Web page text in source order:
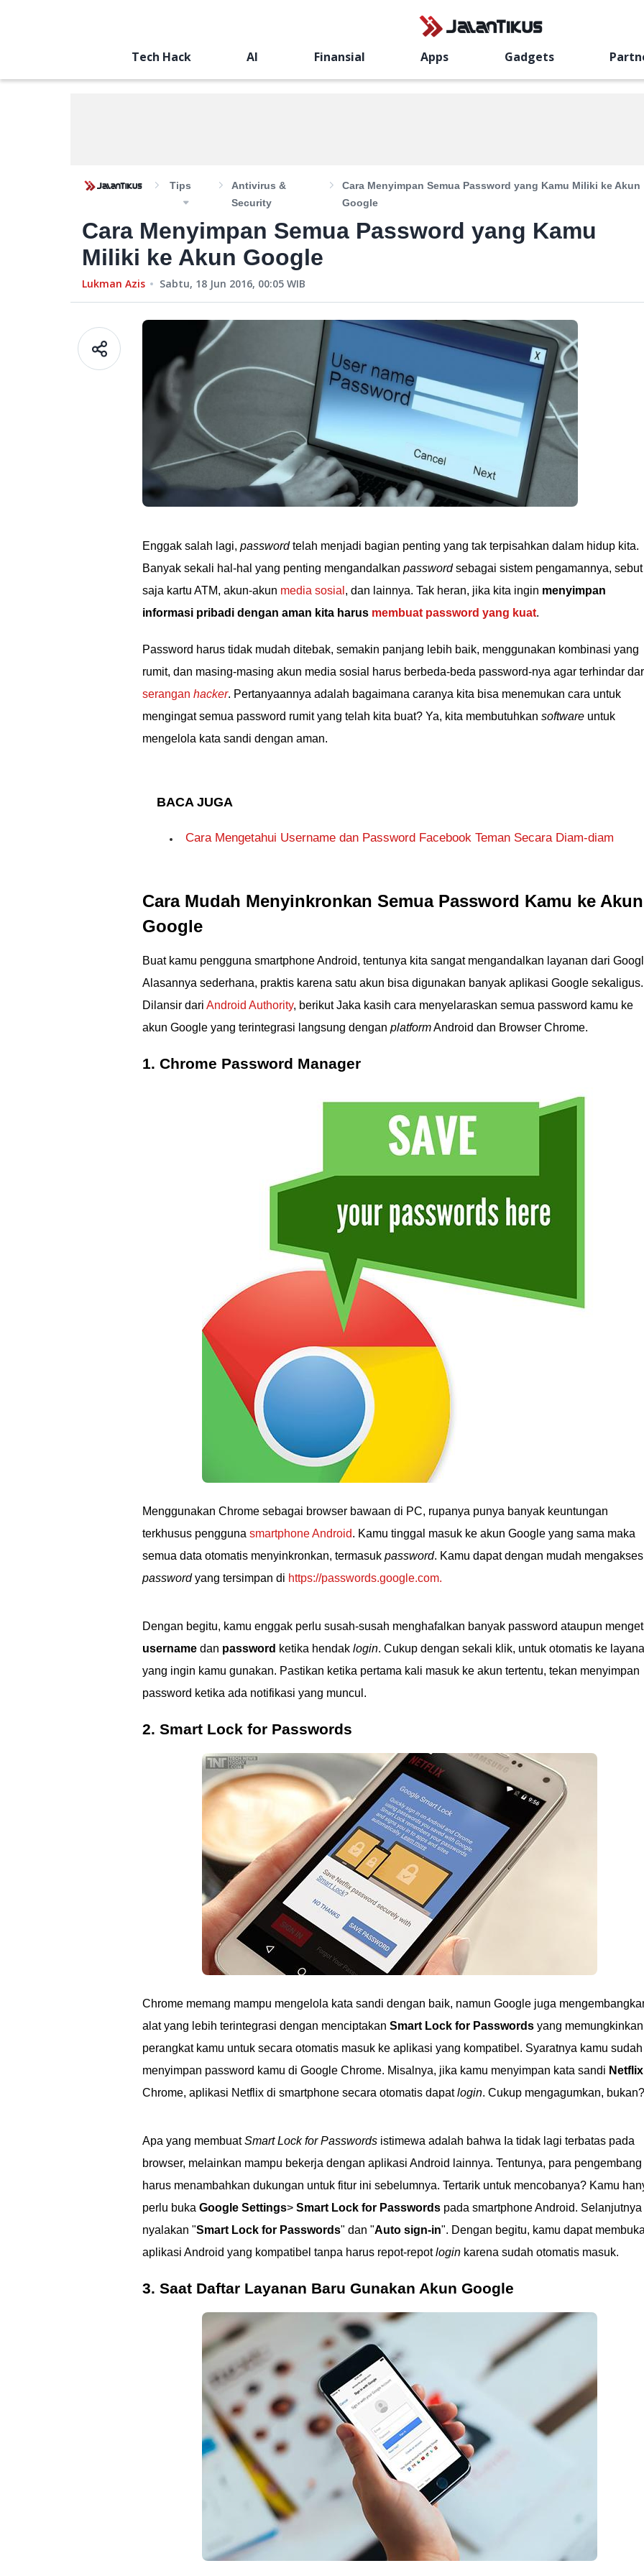
Tech Hack AI Finansial Apps Gadgets
Tips
Antivirus &
Security
Cara Menyimpan Semua Password yang Kamu Miliki ke Akun
Google
Cara Menyimpan Semua Password yang Kamu
Miliki ke Akun Google
Lukman Azis Sabtu, 18 Jun 2016, 00:05 WIB
Enggak salah lagi, passwordtelah menjadi bagian penting yang tak terpisahkan dalam hidup kita.
Banyak sekali hal-hal yang penting mengandalkan passwordsebagai sistem pengamannya, sebut
saja kartu ATM, akun-akun media sosial , dan lainnya. Tak heran, jika kita ingin menyimpan
informasi pribadi dengan aman kita harus membuat password yang kuat.
Password harus tidak mudah ditebak, semakin panjang lebih baik, menggunakan kombinasi yang
rumit, dan masing-masing akun media sosial harus berbeda-beda password-nya agar terhindar
serangan hacker. Pertanyaannya adalah bagaimana caranya kita bisa menemukan cara untuk
mengingat semua password rumit yang telah kita buat? Ya, kita membutuhkan software untuk
mengelola kata sandi dengan aman.
BACA JUGA
Cara Mengetahui Username dan Password Facebook Teman Secara Diam-diam
Cara Mudah Menyinkronkan Semua Password Kamu ke Akun
Google
Buat kamu pengguna smartphone Android, tentunya kita sangat mengandalkan layanan dari
Alasannya sederhana, praktis karena satu akun bisa digunakan banyak aplikasi Google sekaligus.
Dilansir dari Android Authority, berikut Jaka kasih cara menyelaraskan semua password kamu ke
akun Google yang terintegrasi langsung dengan platformAndroid dan Browser Chrome.
1. Chrome Password Manager
Menggunakan Chrome sebagai browser bawaan di PC, rupanya punya banyak keuntungan
terkhusus pengguna smartphone Android. Kamu tinggal masuk ke akun Google yang sama maka
semua data otomatis menyinkronkan, termasuk password. Kamu dapat dengan mudah mengakses
passwordyang tersimpan di https://passwords.google.com.
Dengan begitu, kamu enggak perlu susah-susah menghafalkan banyak password ataupun
username dan password ketika hendak login. Cukup dengan sekali klik, untuk otomatis ke
yang ingin kamu gunakan. Pastikan ketika pertama kali masuk ke akun tertentu, tekan menyimpan
password ketika ada notifikasi yang muncul.
2. Smart Lock for Passwords
Chrome memang mampu mengelola kata sandi dengan baik, namun Google juga
alat yang lebih terintegrasi dengan menciptakan Smart Lock for Passwords yang memungkinkan
perangkat kamu untuk secara otomatis masuk ke aplikasi yang kompatibel. Syaratnya kamu sudah
menyimpan password kamu di Google Chrome. Misalnya, jika kamu menyimpan kata sandi Netflix
Chrome, aplikasi Netflix di smartphone secara otomatis dapatlogin. Cukup mengagumkan, bukan?
Apa yang membuatSmart Lock for Passwords istimewa adalah bahwa Ia tidak lagi terbatas pada
browser, melainkan mampu bekerja dengan aplikasi Android lainnya. Tentunya, para pengembang
harus menambahkan dukungan untuk fitur ini sebelumnya. Tertarik untuk mencobanya? Kamu
perlu buka Google Settings> Smart Lock for Passwords pada smartphone Android. Selanjutnya
nyalakan "Smart Lock for Passwords" dan "Auto sign-in". Dengan begitu, kamu dapat membuka
aplikasi Android yang kompatibel tanpa harus repot-repotlogin karena sudah otomatis masuk.
3. Saat Daftar Layanan Baru Gunakan Akun Google